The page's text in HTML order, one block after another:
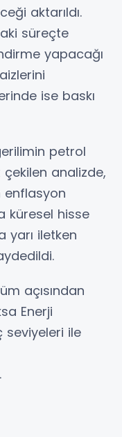
aktarıldı.
süreçte
yapacağı
ise baskı
petrol
çekilen analizde,
enflasyon
küresel hisse
yarı iletken
açısından
Enerji
seviyeleri ile